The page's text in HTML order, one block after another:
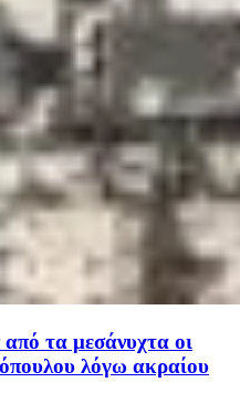
τα μεσάνυχτα οι
λόγω ακραίου